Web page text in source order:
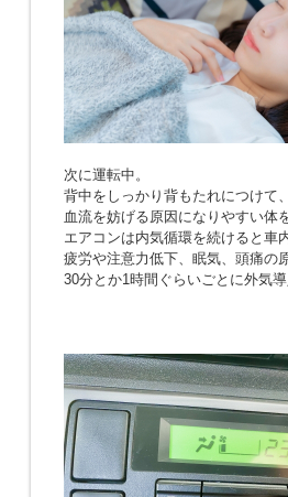
次に運転中。
背中をしっかり背もたれにつけて
血流を妨げる原因になりやすい体
エアコンは内気循環を続けると車
疲労や注意力低下、眠気、頭痛の
30分とか1時間ぐらいごとに外気